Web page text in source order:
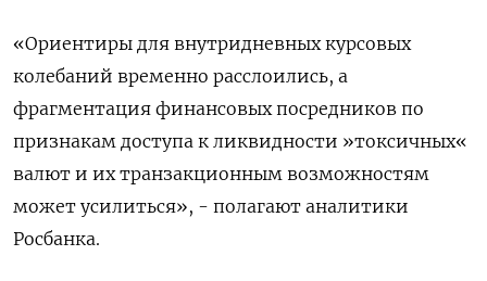
«Ориентиры для внутридневных курсовых
колебаний временно расслоились, а
фрагментация финансовых посредников по
признакам доступа к ликвидности »токсичных«
валют и их транзакционным возможностям
может усилиться», - полагают аналитики
Росбанка.